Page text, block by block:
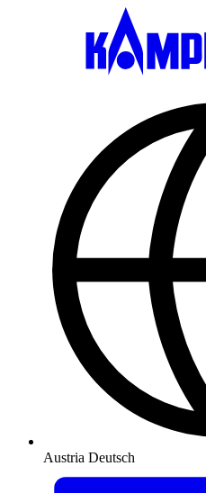
Austria Deutsch